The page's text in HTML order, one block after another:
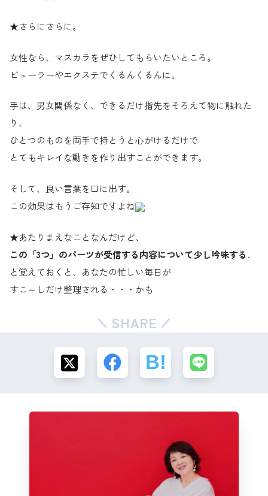
★さらにさらに。
女性なら、マスカラをぜひしてもらいたいところ。
ビューラーやエクステでくるんくるんに。
手は、男女関係なく、できるだけ指先をそろえて物に触れた
り、
ひとつのものを両手で持とうと心がけるだけで
とてもキレイな動きを作り出すことができます。
そして、良い言葉を口に出す。
この効果はもうご存知ですよね
★あたりまえなことなんだけど、
この「3つ」のパーツが受信する内容について少し吟味する、
と覚えておくと、あなたの忙しい毎日が
すこ～しだけ整理される・・・かも
SHARE